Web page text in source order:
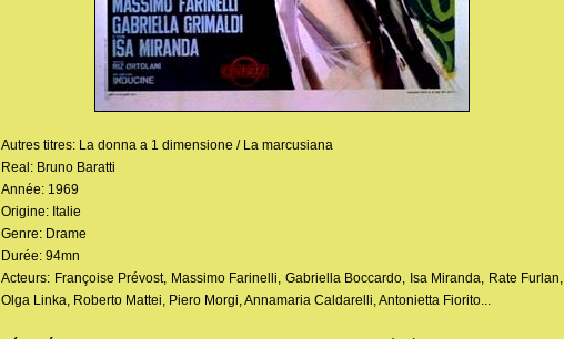
Autres titres: La donna a 1 dimensione / La marcusiana
Real: Bruno Baratti
Année: 1969
Origine: Italie
Genre: Drame
Durée: 94mn
Acteurs: Françoise Prévost, Massimo Farinelli, Gabriella Boccardo, Isa Miranda, Rate Furlan,
Olga Linka, Roberto Mattei, Piero Morgi, Annamaria Caldarelli, Antonietta Fiorito...